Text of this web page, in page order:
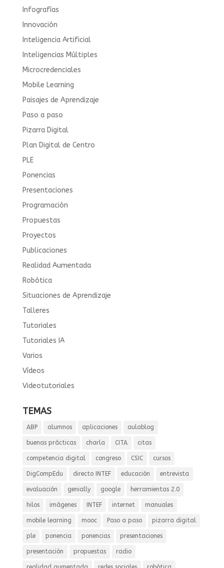
Infografías
Innovación
Inteligencia Artificial
Inteligencias Múltiples
Microcredenciales
Mobile Learning
Paisajes de Aprendizaje
Paso a paso
Pizarra Digital
Plan Digital de Centro
PLE
Ponencias
Presentaciones
Programación
Propuestas
Proyectos
Publicaciones
Realidad Aumentada
Robótica
Situaciones de Aprendizaje
Talleres
Tutoriales
Tutoriales IA
Varios
Vídeos
Videotutoriales
TEMAS
ABP alumnos aplicaciones aulablog
buenas prácticas charla CITA citas
competencia digital congreso CSIC cursos
DigCompEdu directo INTEF educación entrevista
evaluación genially google herramientas 2.0
hilos imágenes INTEF internet manuales
mobile learning mooc Paso a paso pizarra digital
ple ponencia ponencias presentaciones
presentación propuestas radio